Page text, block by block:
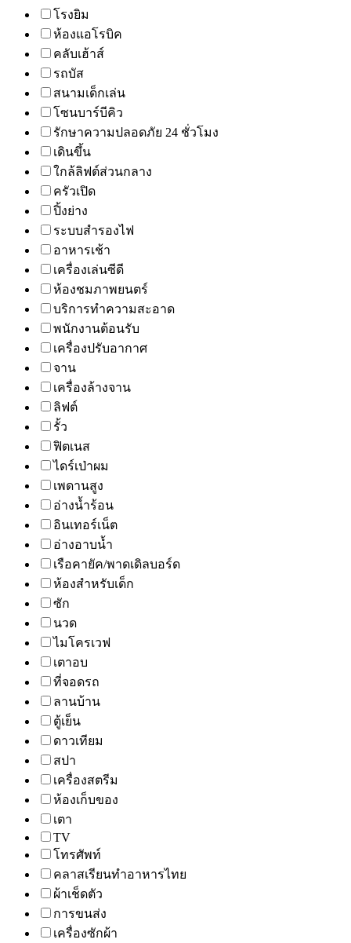
โรงยิม
ห้องแอโรบิค
คลับเฮ้าส์
รถบัส
สนามเด็กเล่น
โซนบาร์บีคิว
รักษาความปลอดภัย 24 ชั่วโมง
เดินขึ้น
ใกล้ลิฟต์ส่วนกลาง
ครัวเปิด
ปิ้งย่าง
ระบบสำรองไฟ
อาหารเช้า
เครื่องเล่นซีดี
ห้องชมภาพยนตร์
บริการทำความสะอาด
พนักงานต้อนรับ
เครื่องปรับอากาศ
จาน
เครื่องล้างจาน
ลิฟต์
รั้ว
ฟิตเนส
ไดร์เป่าผม
เพดานสูง
อ่างน้ำร้อน
อินเทอร์เน็ต
อ่างอาบน้ำ
เรือคายัค/พาดเดิลบอร์ด
ห้องสำหรับเด็ก
ซัก
นวด
ไมโครเวฟ
เตาอบ
ที่จอดรถ
ลานบ้าน
ตู้เย็น
ดาวเทียม
สปา
เครื่องสตรีม
ห้องเก็บของ
เตา
TV
โทรศัพท์
คลาสเรียนทำอาหารไทย
ผ้าเช็ดตัว
การขนส่ง
เครื่องซักผ้า